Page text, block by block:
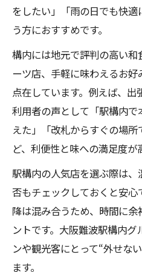
をしたい」「雨の日でも快
う方におすすめです。
構内には地元で評判の高い
ーツ店、手軽に味わえるお
点在しています。例えば、出
利用者の声として「駅構内
えた」「改札からすぐの場
ど、利便性と味への満足度が
駅構内の人気店を選ぶ際は
否もチェックしておくと安
降は混み合うため、時間に
ントです。大阪難波駅構内
ンや観光客にとって“外せな
ます。